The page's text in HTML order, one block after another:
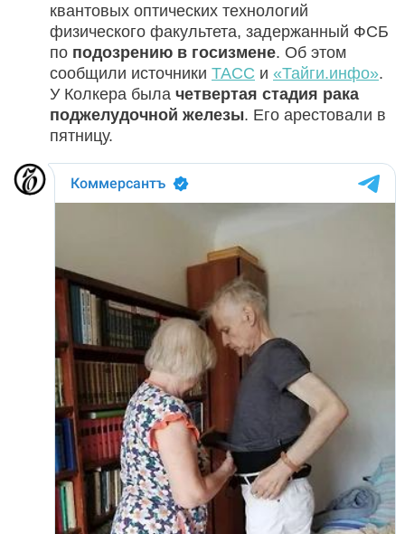
квантовых оптических технологий
физического факультета, задержанный ФСБ
по подозрению в госизмене. Об этом
сообщили источники ТАСС и «Тайги.инфо».
У Колкера была четвертая стадия рака
поджелудочной железы. Его арестовали в
пятницу.